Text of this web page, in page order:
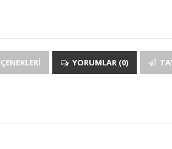
YORUMLAR (0)